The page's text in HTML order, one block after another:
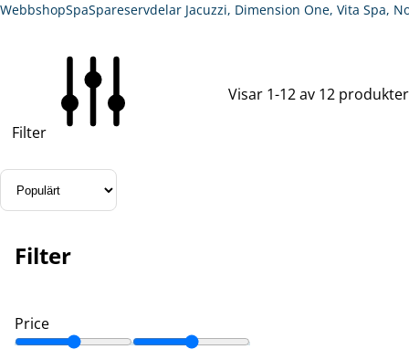
WebbshopSpaSpareservdelar Jacuzzi, Dimension One, Vita Spa,
Filter
Visar 1-12 av 12 produkter
Filter
Price